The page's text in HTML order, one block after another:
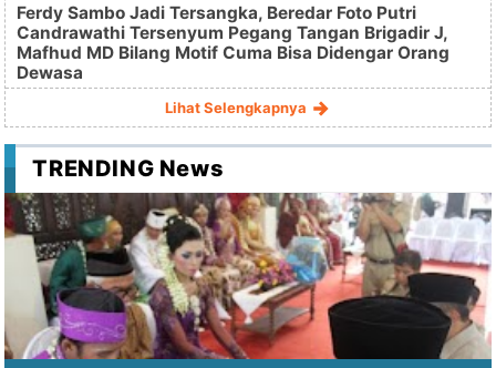
Ferdy Sambo Jadi Tersangka, Beredar Foto Putri
Candrawathi Tersenyum Pegang Tangan Brigadir J,
Mafhud MD Bilang Motif Cuma Bisa Didengar Orang
Dewasa
Lihat Selengkapnya
TRENDING News